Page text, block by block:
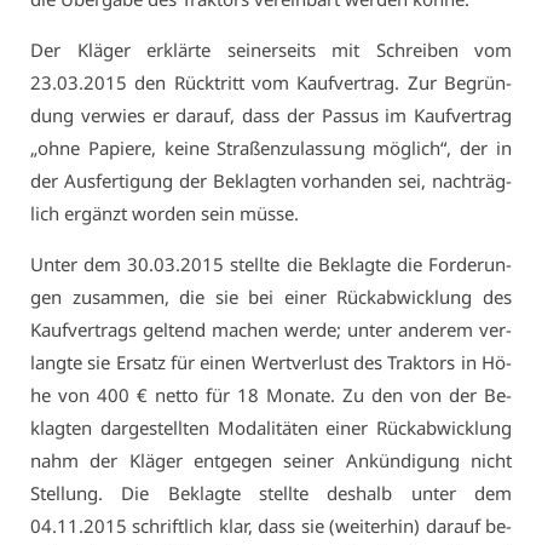
Der Klä­ger er­klär­te sei­ner­seits mit Schrei­ben vom
23.03.2015 den Rück­tritt vom Kauf­ver­trag. Zur Be­grün­
dung ver­wies er dar­auf, dass der Pas­sus im Kauf­ver­trag
„oh­ne Pa­pie­re, kei­ne Stra­ßen­zu­las­sung mög­lich“, der in
der Aus­fer­ti­gung der Be­klag­ten vor­han­den sei, nach­träg­
lich er­gänzt wor­den sein müs­se.
Un­ter dem 30.03.2015 stell­te die Be­klag­te die For­de­run­
gen zu­sam­men, die sie bei ei­ner Rück­ab­wick­lung des
Kauf­ver­trags gel­tend ma­chen wer­de; un­ter an­de­rem ver­
lang­te sie Er­satz für ei­nen Wert­ver­lust des Trak­tors in Hö­
he von 400 € net­to für 18 Mo­na­te. Zu den von der Be­
klag­ten dar­ge­stell­ten Mo­da­li­tä­ten ei­ner Rück­ab­wick­lung
nahm der Klä­ger ent­ge­gen sei­ner An­kün­di­gung nicht
Stel­lung. Die Be­klag­te stell­te des­halb un­ter dem
04.11.2015 schrift­lich klar, dass sie (wei­ter­hin) dar­auf be­